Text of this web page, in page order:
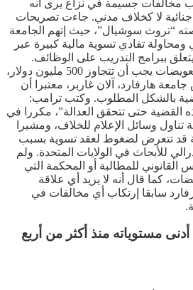
مخالفات جسيمة في نزاع يرى أنه
لا كخلاف مدني. جاءت تصريحات
“تروث سوشيال”، حيث إتهم الجامعة
تفادي تسوية مالية كبيرة عبر
ببرامج التدريب على الوظائف.
وأضاف ترامب أن قيمة التعويضات يجب أن تتجاوز 500 مليون دولار،
هارفارد، آلان غاربر، معتبرا أن
بالشكل المطلوب. وكتب ترامب:
حتى تتحقق العدالة”، مكررا في
تناول وسائل الإعلام للخلاف، ومشيرا
قد تتعرض لضغوط لعقد تسوية بسبب
للأبحاث في الولايات المتحدة. ولم
للمطالبة أو المحكمة التي
كما قال أنه لا يريد أي علاقة
سابقا إرتكاب أي مخالفات في
مستوياته منذ أكثر من أربع